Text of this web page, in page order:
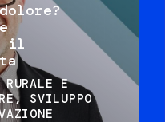
il
RURALE E
SVILUPPO